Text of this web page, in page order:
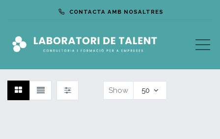
CONTACTA AMB NOSALTRES
Show 50